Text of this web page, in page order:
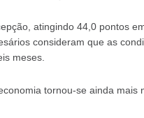
atingindo 44,0 pontos
consideram que as
meses.
tornou-se ainda mais